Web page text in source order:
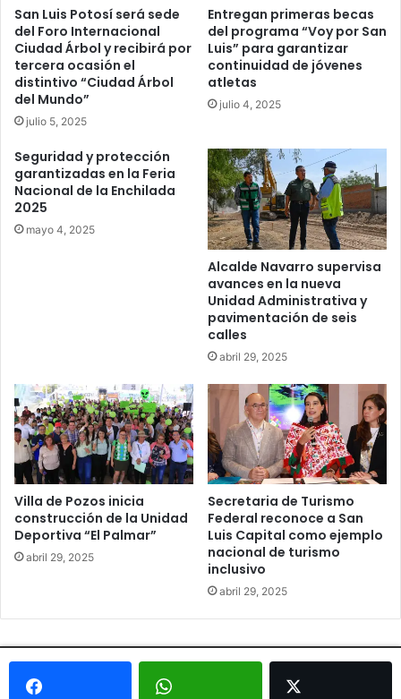
San Luis Potosí será sede
del Foro Internacional
Ciudad Árbol y recibirá por
tercera ocasión el
distintivo “Ciudad Árbol
del Mundo”
julio 5, 2025
Entregan primeras becas
del programa “Voy por San
Luis” para garantizar
continuidad de jóvenes
atletas
julio 4, 2025
Seguridad y protección
garantizadas en la Feria
Nacional de la Enchilada
2025
mayo 4, 2025
Alcalde Navarro supervisa
avances en la nueva
Unidad Administrativa y
pavimentación de seis
calles
abril 29, 2025
Villa de Pozos inicia
construcción de la Unidad
Deportiva “El Palmar”
abril 29, 2025
Secretaria de Turismo
Federal reconoce a San
Luis Capital como ejemplo
nacional de turismo
inclusivo
abril 29, 2025
© Copyright 2026, Todos los derechos reservados - Metrópoli